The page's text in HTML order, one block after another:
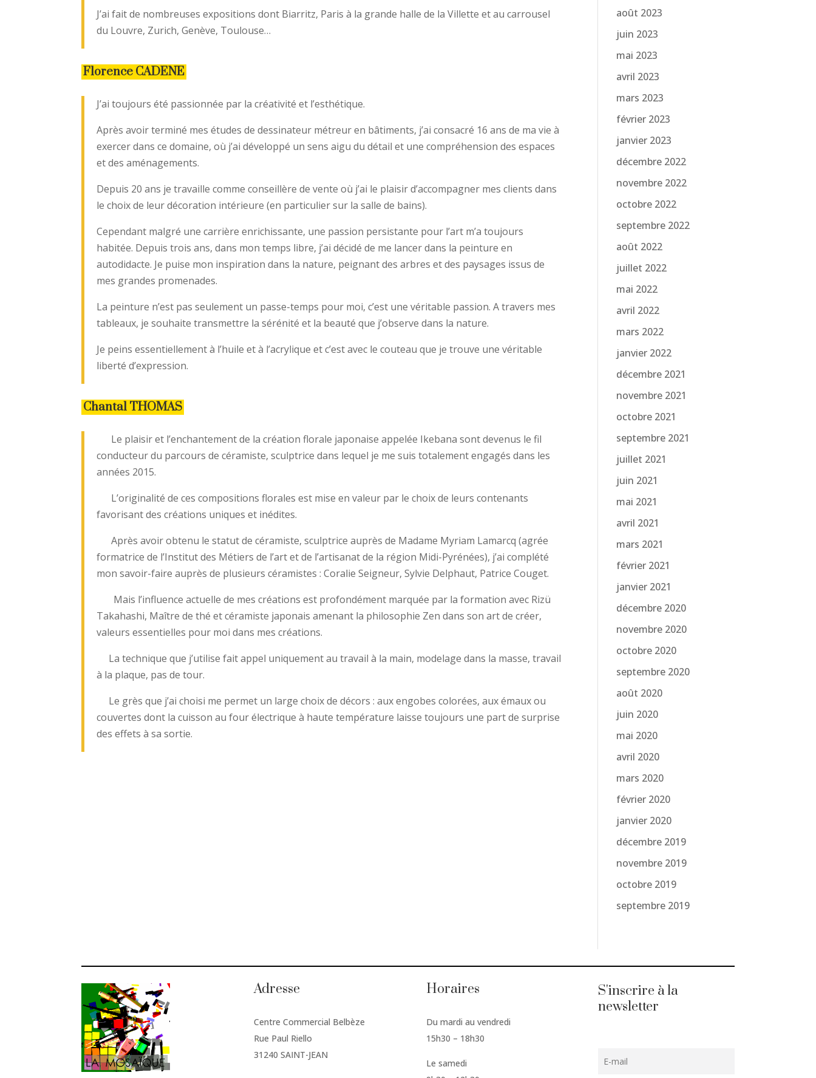
J’ai fait de nombreuses expositions dont Biarritz, Paris à la grande halle de la Villette et au carrousel
du Louvre, Zurich, Genève, Toulouse…
Florence CADENE
J’ai toujours été passionnée par la créativité et l’esthétique.
Après avoir terminé mes études de dessinateur métreur en bâtiments, j’ai consacré 16 ans de ma vie à
exercer dans ce domaine, où j’ai développé un sens aigu du détail et une compréhension des espaces
et des aménagements.
Depuis 20 ans je travaille comme conseillère de vente où j’ai le plaisir d’accompagner mes clients dans
le choix de leur décoration intérieure (en particulier sur la salle de bains).
Cependant malgré une carrière enrichissante, une passion persistante pour l’art m’a toujours
habitée. Depuis trois ans, dans mon temps libre, j’ai décidé de me lancer dans la peinture en
autodidacte. Je puise mon inspiration dans la nature, peignant des arbres et des paysages issus de
mes grandes promenades.
La peinture n’est pas seulement un passe-temps pour moi, c’est une véritable passion. A travers mes
tableaux, je souhaite transmettre la sérénité et la beauté que j’observe dans la nature.
Je peins essentiellement à l’huile et à l’acrylique et c’est avec le couteau que je trouve une véritable
liberté d’expression.
Chantal THOMAS
Le plaisir et l’enchantement de la création florale japonaise appelée Ikebana sont devenus le fil
conducteur du parcours de céramiste, sculptrice dans lequel je me suis totalement engagés dans les
années 2015.
L’originalité de ces compositions florales est mise en valeur par le choix de leurs contenants
favorisant des créations uniques et inédites.
Après avoir obtenu le statut de céramiste, sculptrice auprès de Madame Myriam Lamarcq (agrée
formatrice de l’Institut des Métiers de l’art et de l’artisanat de la région Midi-Pyrénées), j’ai complété
mon savoir-faire auprès de plusieurs céramistes : Coralie Seigneur, Sylvie Delphaut, Patrice Couget.
Mais l’influence actuelle de mes créations est profondément marquée par la formation avec Rizü
Takahashi, Maître de thé et céramiste japonais amenant la philosophie Zen dans son art de créer,
valeurs essentielles pour moi dans mes créations.
La technique que j’utilise fait appel uniquement au travail à la main, modelage dans la masse, travail
à la plaque, pas de tour.
Le grès que j’ai choisi me permet un large choix de décors : aux engobes colorées, aux émaux ou
couvertes dont la cuisson au four électrique à haute température laisse toujours une part de surprise
des effets à sa sortie.
août 2023
juin 2023
mai 2023
avril 2023
mars 2023
février 2023
janvier 2023
décembre 2022
novembre 2022
octobre 2022
septembre 2022
août 2022
juillet 2022
mai 2022
avril 2022
mars 2022
janvier 2022
décembre 2021
novembre 2021
octobre 2021
septembre 2021
juillet 2021
juin 2021
mai 2021
avril 2021
mars 2021
février 2021
janvier 2021
décembre 2020
novembre 2020
octobre 2020
septembre 2020
août 2020
juin 2020
mai 2020
avril 2020
mars 2020
février 2020
janvier 2020
décembre 2019
novembre 2019
octobre 2019
septembre 2019
Adresse
Centre Commercial Belbèze
Rue Paul Riello
31240 SAINT-JEAN
Horaires
Du mardi au vendredi
15h30 – 18h30
Le samedi
S'inscrire à la
newsletter